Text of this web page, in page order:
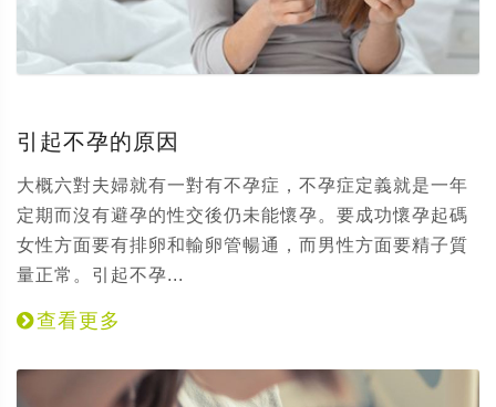
引起不孕的原因
大概六對夫婦就有一對有不孕症，不孕症定義就是一年
定期而沒有避孕的性交後仍未能懷孕。要成功懷孕起碼
女性方面要有排卵和輸卵管暢通，而男性方面要精子質
量正常。引起不孕...
查看更多